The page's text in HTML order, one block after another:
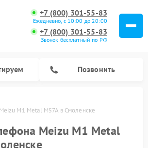
+7 (800) 301-55-83
Ежедневно, с 10:00 до 20:00
+7 (800) 301-55-83
Звонок бесплатный по РФ
Позвонить
M1 Metal M57A в Смоленске
Meizu M1 Metal